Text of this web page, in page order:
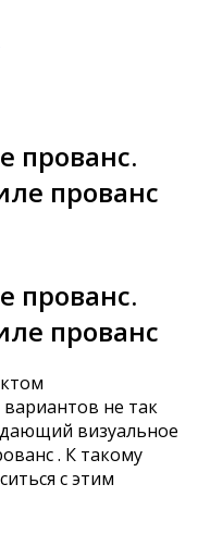
прованс.
прованс
прованс.
прованс
не так
визуальное
. К такому
с этим